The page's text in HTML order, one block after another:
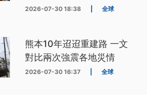
2026-07-30 18:38 全球
熊本10年迢迢重建路 一文
對比兩次強震各地災情
2026-07-30 16:37 全球